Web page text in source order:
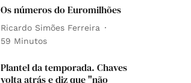
Os números do Euromilhões
Ricardo Simões Ferreira
59 Minutos
Plantel da temporada. Chaves
volta atrás e diz que "não